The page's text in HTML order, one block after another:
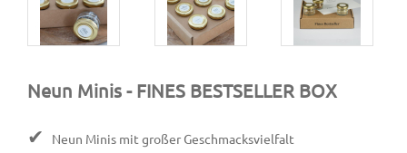
Neun Minis - FINES BESTSELLER BOX
✔ Neun Minis mit großer Geschmacksvielfalt